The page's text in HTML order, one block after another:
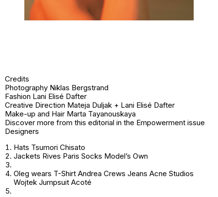
Credits
Photography Niklas Bergstrand
Fashion Lani Elisé Dafter
Creative Direction Mateja Duljak + Lani Elisé Dafter
Make-up and Hair Marta Tayanouskaya
Discover more from this editorial in the Empowerment issue
Designers
Hats Tsumori Chisato
Jackets Rives Paris Socks Model’s Own
Oleg wears T-Shirt Andrea Crews Jeans Acne Studios
Wojtek Jumpsuit Acoté